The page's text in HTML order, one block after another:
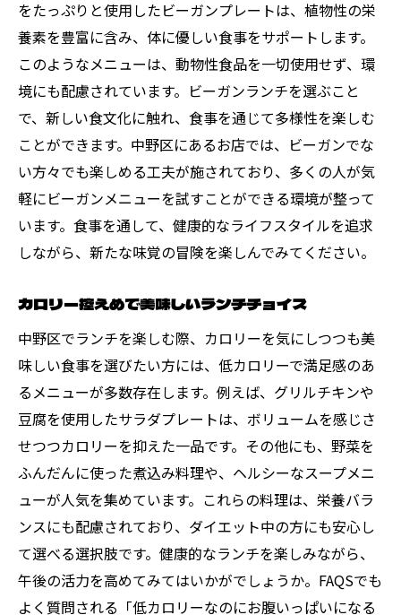
をたっぷりと使用したビーガンプレートは、植物性の栄
養素を豊富に含み、体に優しい食事をサポートします。
このようなメニューは、動物性食品を一切使用せず、環
境にも配慮されています。ビーガンランチを選ぶこと
で、新しい食文化に触れ、食事を通じて多様性を楽しむ
ことができます。中野区にあるお店では、ビーガンでな
い方々でも楽しめる工夫が施されており、多くの人が気
軽にビーガンメニューを試すことができる環境が整って
います。食事を通して、健康的なライフスタイルを追求
しながら、新たな味覚の冒険を楽しんでみてください。
カロリー控えめで美味しいランチチョイス
中野区でランチを楽しむ際、カロリーを気にしつつも美
味しい食事を選びたい方には、低カロリーで満足感のあ
るメニューが多数存在します。例えば、グリルチキンや
豆腐を使用したサラダプレートは、ボリュームを感じさ
せつつカロリーを抑えた一品です。その他にも、野菜を
ふんだんに使った煮込み料理や、ヘルシーなスープメニ
ューが人気を集めています。これらの料理は、栄養バラ
ンスにも配慮されており、ダイエット中の方にも安心し
て選べる選択肢です。健康的なランチを楽しみながら、
午後の活力を高めてみてはいかがでしょうか。FAQSでも
よく質問される「低カロリーなのにお腹いっぱいになる